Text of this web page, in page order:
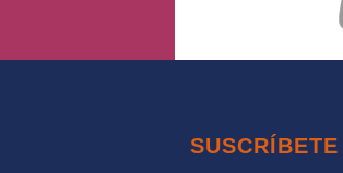
SUSCRÍBETE